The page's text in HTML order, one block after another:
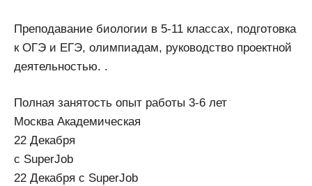
Преподавание биологии в 5-11 классах, подготовка
к ОГЭ и ЕГЭ, олимпиадам, руководство проектной
деятельностью. .
Полная занятость опыт работы 3-6 лет
Москва Академическая
22 Декабря
с SuperJob
22 Декабря с SuperJob